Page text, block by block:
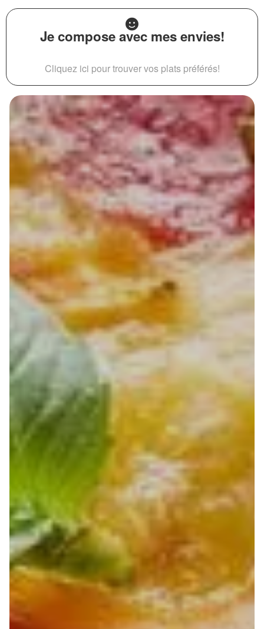
Je compose avec mes envies!
Cliquez ici pour trouver vos plats préférés!